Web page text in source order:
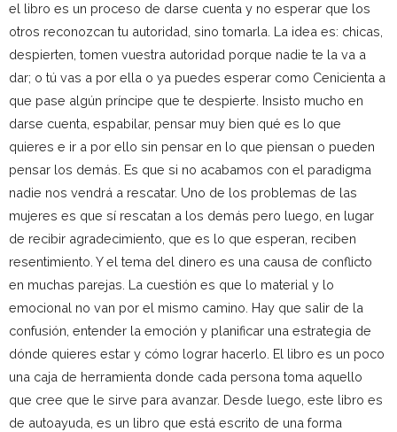
el libro es un proceso de darse cuenta y no esperar que los
otros reconozcan tu autoridad, sino tomarla. La idea es: chicas,
despierten, tomen vuestra autoridad porque nadie te la va a
dar; o tú vas a por ella o ya puedes esperar como Cenicienta a
que pase algún príncipe que te despierte. Insisto mucho en
darse cuenta, espabilar, pensar muy bien qué es lo que
quieres e ir a por ello sin pensar en lo que piensan o pueden
pensar los demás. Es que si no acabamos con el paradigma
nadie nos vendrá a rescatar. Uno de los problemas de las
mujeres es que sí rescatan a los demás pero luego, en lugar
de recibir agradecimiento, que es lo que esperan, reciben
resentimiento. Y el tema del dinero es una causa de conflicto
en muchas parejas. La cuestión es que lo material y lo
emocional no van por el mismo camino. Hay que salir de la
confusión, entender la emoción y planificar una estrategia de
dónde quieres estar y cómo lograr hacerlo. El libro es un poco
una caja de herramienta donde cada persona toma aquello
que cree que le sirve para avanzar. Desde luego, este libro es
de autoayuda, es un libro que está escrito de una forma